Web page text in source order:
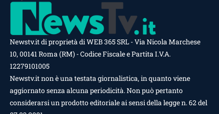
Newstv.it di proprietà di WEB 365 SRL - Via Nicola Marchese
10, 00141 Roma (RM) - Codice Fiscale e Partita I.V.A.
12279101005
Newstv.it non è una testata giornalistica, in quanto viene
aggiornato senza alcuna periodicità. Non può pertanto
considerarsi un prodotto editoriale ai sensi della legge n. 62 del